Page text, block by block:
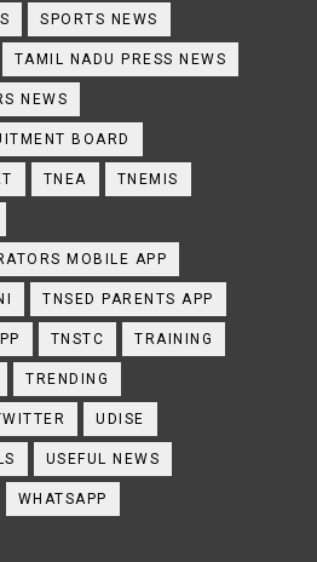
SPORTS NEWS
TAMIL NADU PRESS NEWS
NEWS
BOARD
TNEA TNEMIS
MOBILE APP
TNSED PARENTS APP
TNSTC TRAINING
TRENDING
UDISE
USEFUL NEWS
WHATSAPP